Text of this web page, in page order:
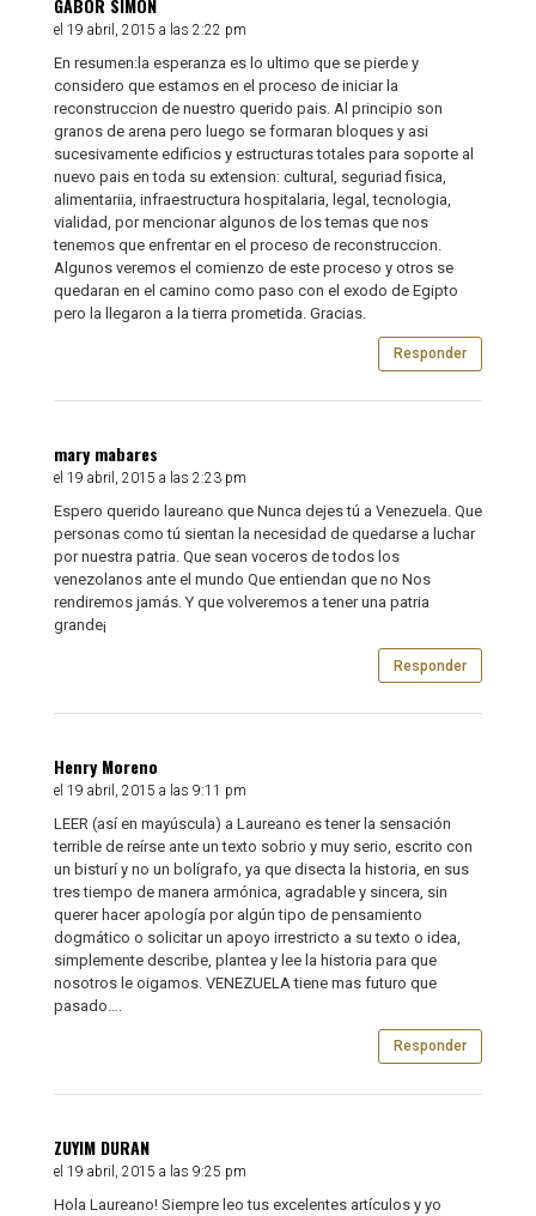
el 19 abril, 2015 a las 2:22 pm
En resumen:la esperanza es lo ultimo que se pierde y
considero que estamos en el proceso de iniciar la
reconstruccion de nuestro querido pais. Al principio son
granos de arena pero luego se formaran bloques y asi
sucesivamente edificios y estructuras totales para soporte al
nuevo pais en toda su extension: cultural, seguriad fisica,
alimentariia, infraestructura hospitalaria, legal, tecnologia,
vialidad, por mencionar algunos de los temas que nos
tenemos que enfrentar en el proceso de reconstruccion.
Algunos veremos el comienzo de este proceso y otros se
quedaran en el camino como paso con el exodo de Egipto
pero la llegaron a la tierra prometida. Gracias.
Responder
mary mabares
el 19 abril, 2015 a las 2:23 pm
Espero querido laureano que Nunca dejes tú a Venezuela. Que
personas como tú sientan la necesidad de quedarse a luchar
por nuestra patria. Que sean voceros de todos los
venezolanos ante el mundo Que entiendan que no Nos
rendiremos jamás. Y que volveremos a tener una patria
grande¡
Responder
Henry Moreno
el 19 abril, 2015 a las 9:11 pm
LEER (así en mayúscula) a Laureano es tener la sensación
terrible de reírse ante un texto sobrio y muy serio, escrito con
un bisturí y no un bolígrafo, ya que disecta la historia, en sus
tres tiempo de manera armónica, agradable y sincera, sin
querer hacer apología por algún tipo de pensamiento
dogmático o solicitar un apoyo irrestricto a su texto o idea,
simplemente describe, plantea y lee la historia para que
nosotros le oigamos. VENEZUELA tiene mas futuro que
pasado….
Responder
ZUYIM DURAN
el 19 abril, 2015 a las 9:25 pm
Hola Laureano! Siempre leo tus excelentes artículos y yo